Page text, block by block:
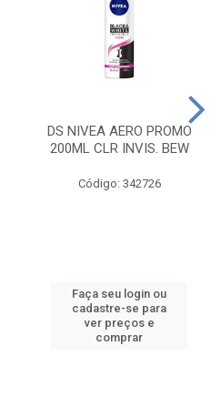
DS NIVEA AERO PROMO
200ML CLR INVIS. BEW
Código: 342726
Faça seu login ou
cadastre-se para
ver preços e
comprar